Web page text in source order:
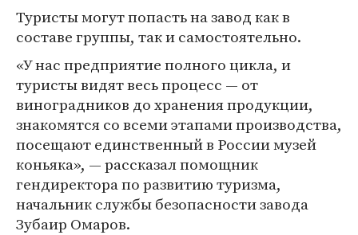
Туристы могут попасть на завод как в
составе группы, так и самостоятельно.
«У нас предприятие полного цикла, и
туристы видят весь процесс — от
виноградников до хранения продукции,
знакомятся со всеми этапами производства,
посещают единственный в России музей
коньяка», — рассказал помощник
гендиректора по развитию туризма,
начальник службы безопасности завода
Зубаир Омаров.